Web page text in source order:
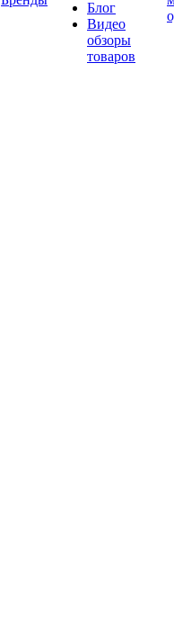
Блог
Видео
обзоры
товаров